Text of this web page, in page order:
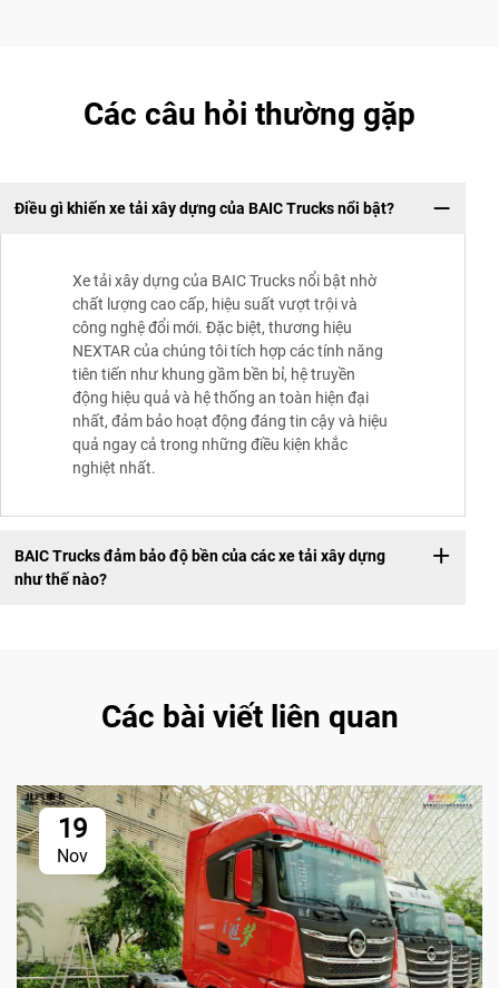
Các câu hỏi thường gặp
Điều gì khiến xe tải xây dựng của BAIC Trucks nổi bật?
Xe tải xây dựng của BAIC Trucks nổi bật nhờ
chất lượng cao cấp, hiệu suất vượt trội và
công nghệ đổi mới. Đặc biệt, thương hiệu
NEXTAR của chúng tôi tích hợp các tính năng
tiên tiến như khung gầm bền bỉ, hệ truyền
động hiệu quả và hệ thống an toàn hiện đại
nhất, đảm bảo hoạt động đáng tin cậy và hiệu
quả ngay cả trong những điều kiện khắc
nghiệt nhất.
BAIC Trucks đảm bảo độ bền của các xe tải xây dựng
như thế nào?
Các bài viết liên quan
19
Nov